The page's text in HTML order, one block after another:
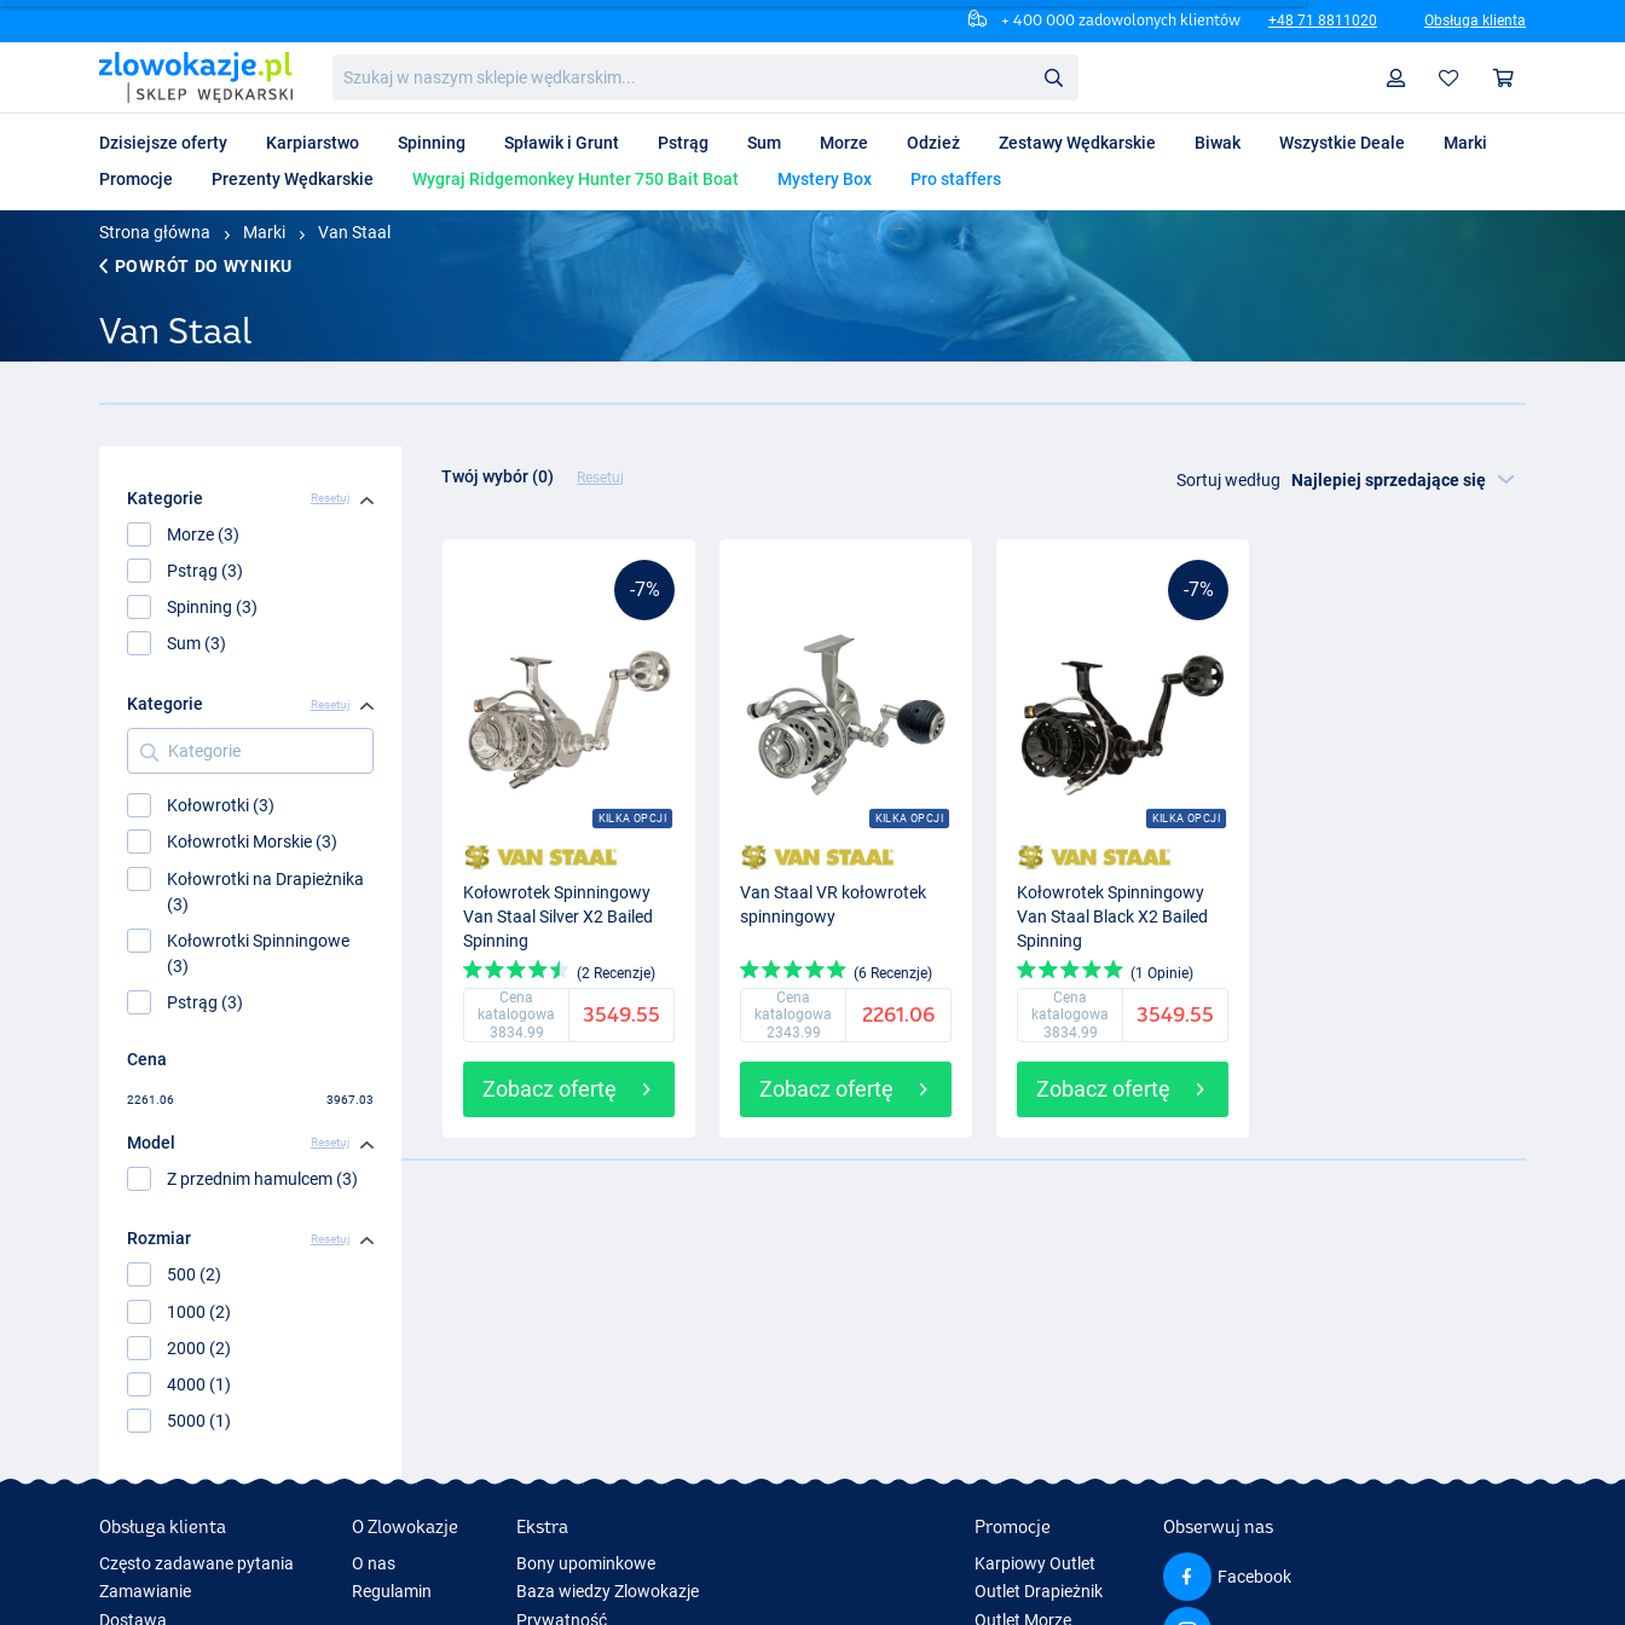
+ 400 000 zadowolonych klientów +48 71 8811020 Obsługa klienta
w
naszym
wędkarskim...
Profil
Dzisiejsze oferty Karpiarstwo Spinning Spławik i Grunt Pstrąg Sum Morze Odzież Zestawy Wędkarskie Biwak Wszystkie Deale
Marki
Promocje
Prezenty Wędkarskie Wygraj Ridgemonkey Hunter 750 Bait Boat Mystery Box Pro staffers
Strona główna Marki
Van Staal
POWRÓT DO WYNIKU
Van Staal
Kategorie Resetuj
Morze (3)
Pstrąg (3)
Spinning (3)
Sum (3)
Kategorie Resetuj
Kategorie
Kołowrotki (3)
Kołowrotki Morskie (3)
Kołowrotki na Drapieżnika
(3)
Kołowrotki Spinningowe
(3)
Pstrąg (3)
Cena
2261.06 3967.03
Model Resetuj
Z przednim hamulcem (3)
Rozmiar Resetuj
500 (2)
1000 (2)
2000 (2)
4000 (1)
5000 (1)
Twój wybór (0) Resetuj Sortuj według
-7%
KILKA OPCJI
Kołowrotek Spinningowy
Van Staal Silver X2 Bailed
Spinning
(2 Recenzje)
Cena
katalogowa
3834.99
3549.55
Zobacz ofertę
KILKA OPCJI
Van Staal VR kołowrotek
spinningowy
(6 Recenzje)
Cena
katalogowa
2343.99
2261.06
Zobacz ofertę
-7%
KILKA OPCJI
Kołowrotek Spinningowy
Van Staal Black X2 Bailed
Spinning
(1 Opinie)
Cena
katalogowa
3834.99
3549.55
Zobacz ofertę
Obsługa klienta
Często zadawane pytania
Zamawianie
Dostawa
O Zlowokazje
O nas
Regulamin
Ekstra
Bony upominkowe
Baza wiedzy Zlowokazje
Prywatność
Promocje
Karpiowy Outlet
Outlet Drapieżnik
Outlet Morze
Obserwuj nas
Facebook